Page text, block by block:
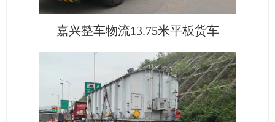
嘉兴整车物流13.75米平板货车